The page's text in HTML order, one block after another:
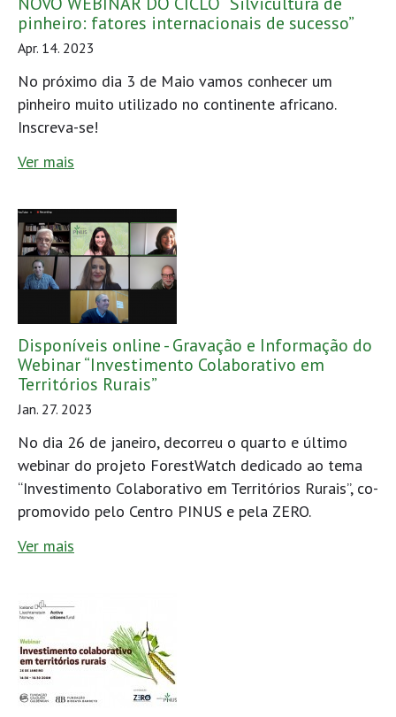
pinheiro: fatores internacionais de sucesso”
Apr. 14. 2023
No próximo dia 3 de Maio vamos conhecer um
pinheiro muito utilizado no continente africano.
Inscreva-se!
Ver mais
Disponíveis online - Gravação e Informação do
Webinar “Investimento Colaborativo em
Territórios Rurais”
Jan. 27. 2023
No dia 26 de janeiro, decorreu o quarto e último
webinar do projeto ForestWatch dedicado ao tema
“Investimento Colaborativo em Territórios Rurais”, co-
promovido pelo Centro PINUS e pela ZERO.
Ver mais